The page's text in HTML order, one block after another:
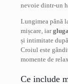
nevoie dintr-un
Lungimea până
mișcare, iar
și intimitate după
Croiul este
momente de
Ce include